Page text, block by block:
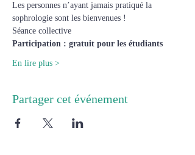
Les personnes n’ayant jamais pratiqué la
sophrologie sont les bienvenues !
Séance collective
Participation : gratuit pour les étudiants
En lire plus >
Partager cet événement